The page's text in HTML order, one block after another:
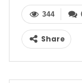
344
Share